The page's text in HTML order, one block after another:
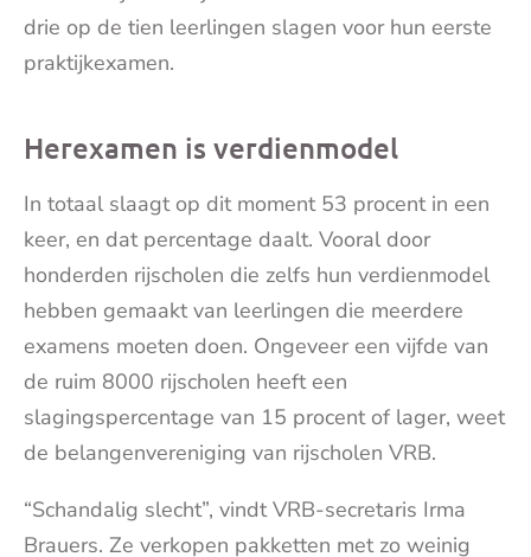
drie op de tien leerlingen slagen voor hun eerste
praktijkexamen.
Herexamen is verdienmodel
In totaal slaagt op dit moment 53 procent in een
keer, en dat percentage daalt. Vooral door
honderden rijscholen die zelfs hun verdienmodel
hebben gemaakt van leerlingen die meerdere
examens moeten doen. Ongeveer een vijfde van
de ruim 8000 rijscholen heeft een
slagingspercentage van 15 procent of lager, weet
de belangenvereniging van rijscholen VRB.
“Schandalig slecht”, vindt VRB-secretaris Irma
Brauers. Ze verkopen pakketten met zo weinig